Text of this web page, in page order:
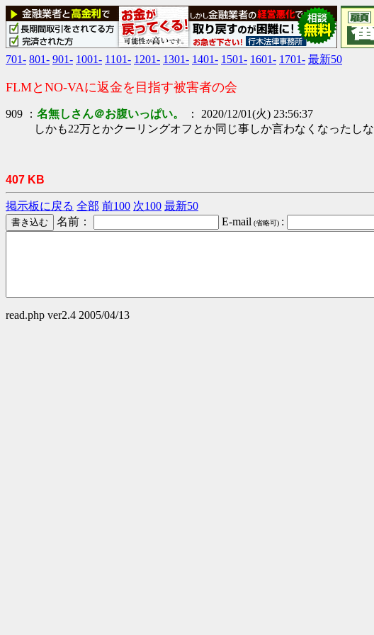
701- 801- 901- 1001- 1101- 1201- 1301- 1401- 1501- 1601- 1701- 最新50
FLMとNO-VAに返金を目指す被害者の会
909 ： 名無しさん＠お腹いっぱい。
： 2020/12/01(火) 23:56:37
しかも22万とかクーリングオフとか同じ事しか言わなくなったしな
407 KB
掲示板に戻る 全部 前100 次100 最新50
名前：
E-mail (省略可) :
read.php ver2.4 2005/04/13